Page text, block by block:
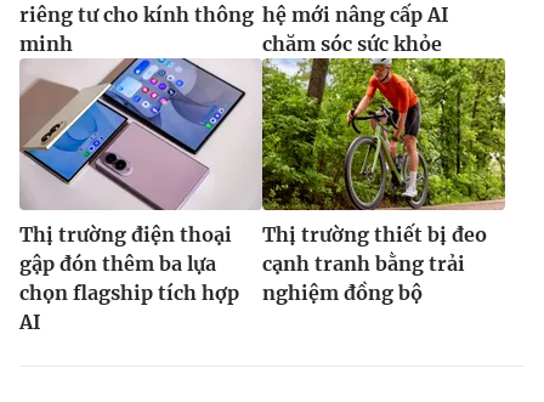
riêng tư cho kính thông
minh
hệ mới nâng cấp AI
chăm sóc sức khỏe
Thị trường điện thoại
gập đón thêm ba lựa
chọn flagship tích hợp
AI
Thị trường thiết bị đeo
cạnh tranh bằng trải
nghiệm đồng bộ